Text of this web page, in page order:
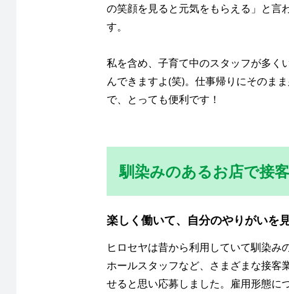
の笑顔を見ると元気をもらえる」と言
す。
私を含め、子育て中のスタッフが多く
んできますよ(笑)。仕事帰りにそのま
で、とっても便利です！
馴染みのあるお店で接
楽しく働いて、自分のやりがいを
ヒロセヤは昔から利用していて馴染
ホールスタッフなど、さまざまな接客
せると思い応募しました。雇用形態に